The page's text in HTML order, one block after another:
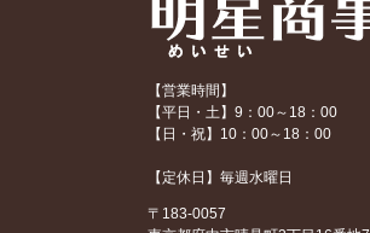
【営業時間】
【平日・土】9：00～18：00
【日・祝】10：00～18：00
【定休日】毎週水曜日
〒183-0057